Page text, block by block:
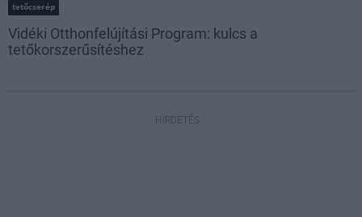
tetőcserép
Vidéki Otthonfelújítási Program: kulcs a
tetőkorszerűsítéshez
HIRDETÉS